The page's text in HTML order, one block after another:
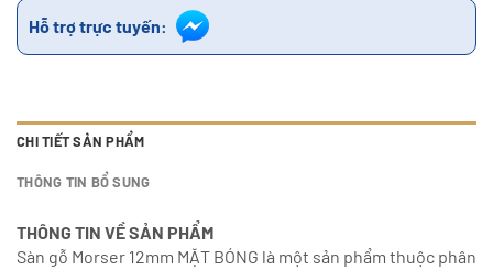
Hỗ trợ trực tuyến:
CHI TIẾT SẢN PHẨM
THÔNG TIN BỔ SUNG
THÔNG TIN VỀ SẢN PHẨM
Sàn gỗ Morser 12mm MẶT BÓNG là một sản phẩm thuộc phân